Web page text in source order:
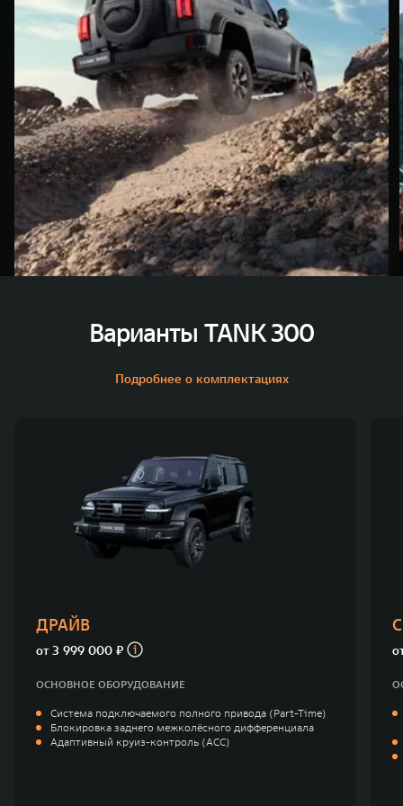
Варианты TANK 300
Подробнее о комплектациях
ДРАЙВ
от3 999 000 ₽
ОСНОВНОЕ ОБОРУДОВАНИЕ
Система подключаемого полного привода (Part-Time)
Блокировка заднего межколёсного дифференциала
Адаптивный круиз-контроль (ACC)